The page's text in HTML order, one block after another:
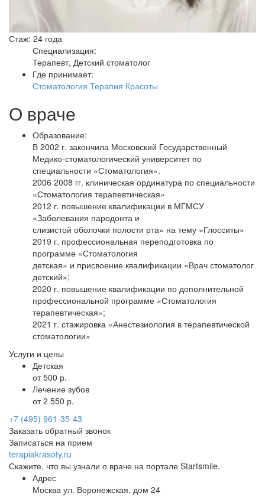
Стаж: 24 года
Специализация:
Терапевт, Детский стоматолог
Где принимает:
Стоматология Терапия Красоты
О враче
Образование:
В 2002 г. закончила Московский Государственный
Медико-стоматологический университет по
специальности «Стоматология».
2006 2008 гг. клиническая ординатура по специальности
«Стоматология терапевтическая»
2012 г. повышение квалификации в МГМСУ
«Заболевания пародонта и
слизистой оболочки полости рта» на тему «Глосситы»
2019 г. профессиональная переподготовка по
программе «Стоматология
детская» и присвоение квалификации «Врач стоматолог
детский»;
2020 г. повышение квалификации по дополнительной
профессиональной программе «Стоматология
терапевтическая»;
2021 г. стажировка «Анестезиология в терапевтической
стоматологии»
Услуги и цены
Детская
от 500 р.
Лечение зубов
от 2 550 р.
+7 (495) 961-35-43
Заказать обратный звонок
Записаться на прием
terapiakrasoty.ru
Скажите, что вы узнали о враче на портале Startsmile.
Адрес
Москва ул. Воронежская, дом 24